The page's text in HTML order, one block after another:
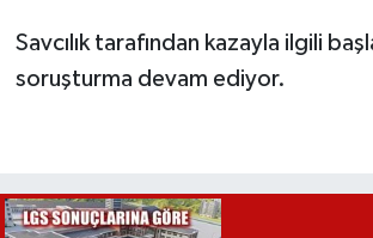
Savcılık tarafından kazayla ilgili
soruşturma devam ediyor.